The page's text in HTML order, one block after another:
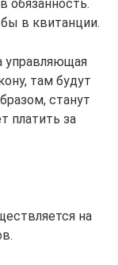
обязанность.
в квитанции.
управляющая
там будут
станут
платить за
на